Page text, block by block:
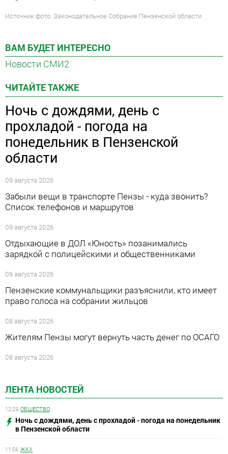
ЛЕНТА НОВОСТЕЙ
12:29 ОБЩЕСТВО
Ночь с дождями, день с прохладой - погода на понедельник
в Пензенской области
11:56 ЖКХ
Источник фото: Законодательное Собрание Пензенской области
ВАМ БУДЕТ ИНТЕРЕСНО
Новости СМИ2
ЧИТАЙТЕ ТАКЖЕ
Ночь с дождями, день с
прохладой - погода на
понедельник в Пензенской
области
09 августа 2026
Забыли вещи в транспорте Пензы - куда звонить?
Список телефонов и маршрутов
09 августа 2026
Отдыхающие в ДОЛ «Юность» позанимались
зарядкой с полицейскими и общественниками
09 августа 2026
Пензенские коммунальщики разъяснили, кто имеет
право голоса на собрании жильцов
08 августа 2026
Жителям Пензы могут вернуть часть денег по ОСАГО
08 августа 2026